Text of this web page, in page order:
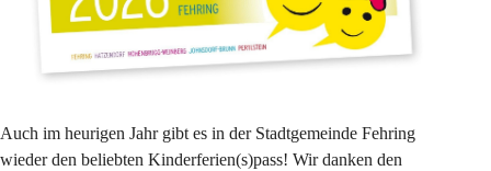
Auch im heurigen Jahr gibt es in der Stadtgemeinde Fehring
wieder den beliebten Kinderferien(s)pass! Wir danken den